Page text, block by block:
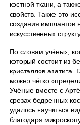
костной ткани, а
свойств. Также это
создания имплантов
искусственных
По словам учёных,
который состоит из
кристаллов апатита.
можно чётко
Учёные вместе с
срезах бедренных
удалось научиться
благодаря